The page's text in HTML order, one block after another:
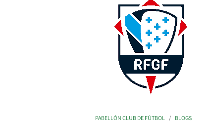
PABELLÓN CLUB DE FÚTBOL BLOGS